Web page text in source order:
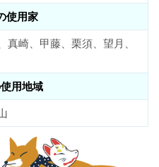
使用家
崎、甲藤、栗須、望月、
用地域